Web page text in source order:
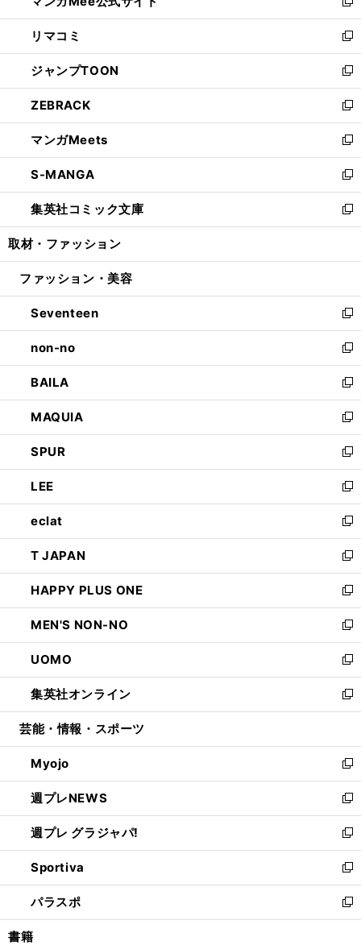
ウ
で
開
く
ィ
ン
ド
ウ
で
開
く
い
ウ
ィ
ン
ド
ウ
で
開
く
新
し
い
ウ
ィ
ン
ド
ウ
で
開
く
リマコミ
新
し
い
ウ
ィ
ン
ド
ウ
で
開
く
ジャンプTOON
新
し
い
ウ
ィ
ン
ド
ウ
で
開
ZEBRACK
新
し
い
ウ
ィ
ン
ド
ウ
開
マンガMeets
新
し
い
ウ
ィ
ン
ウ
開
く
S-MANGA
新
し
い
ウ
ン
ウ
で
開
く
集英社コミック文庫
新
し
ウ
ン
ド
ウ
で
開
く
取材・ファッション
ファッション・美容
Seventeen
新
し
い
ウ
ィ
ン
ド
ウ
で
開
く
non-no
新
し
い
ウ
ィ
ン
ド
ウ
で
開
く
BAILA
新
し
い
ウ
ィ
ン
ド
ウ
で
開
く
MAQUIA
新
し
い
ウ
ィ
ン
ド
ウ
で
開
く
SPUR
新
し
い
ウ
ィ
ン
ド
ウ
で
開
く
LEE
新
し
い
ウ
ィ
ン
ド
ウ
で
開
く
eclat
新
し
い
ウ
ィ
ン
ド
ウ
で
開
く
T JAPAN
新
し
い
ウ
ィ
ン
ド
ウ
で
開
HAPPY PLUS ONE
新
し
い
ウ
ィ
ン
ド
ウ
開
く
MEN'S NON-NO
新
し
い
ウ
ィ
ン
ウ
で
開
く
UOMO
新
し
い
ウ
ン
ド
ウ
で
開
く
集英社オンライン
新
し
ウ
ィ
ン
ド
ウ
で
開
く
芸能・情報・スポーツ
Myojo
新
し
い
ウ
ィ
ン
ド
ウ
で
開
週プレNEWS
新
し
い
ウ
ィ
ン
ド
ウ
週プレ グラジャパ!
新
し
い
ウ
ィ
ン
Sportiva
新
し
い
ウ
パラスポ
新
し
書籍